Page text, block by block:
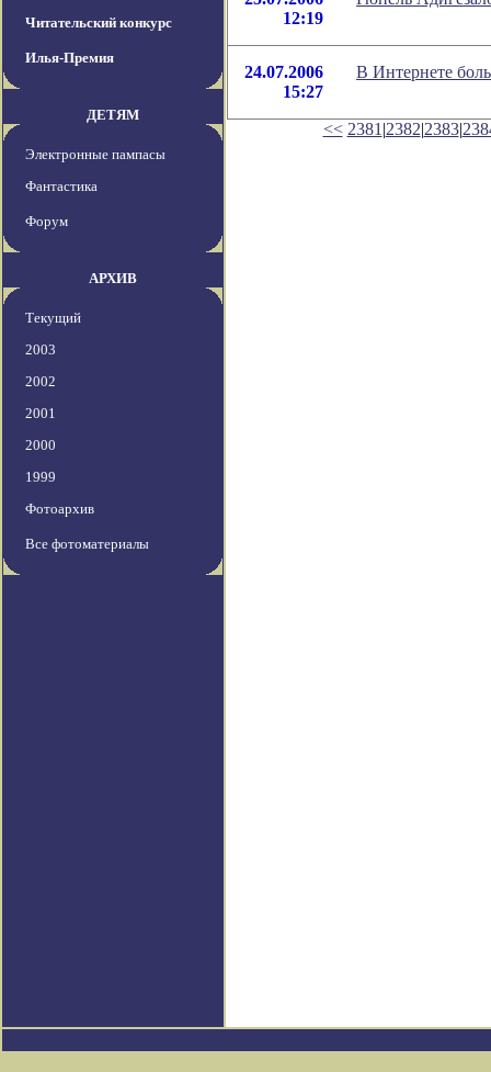
Читательский конкурс
Илья-Премия
ДЕТЯМ
Электронные пампасы
Фантастика
Форум
АРХИВ
Текущий
2003
2002
2001
2000
1999
Фотоархив
Все фотоматериалы
12:19
24.07.2006
15:27
В Интернете
<< 2381 |2382|2383|